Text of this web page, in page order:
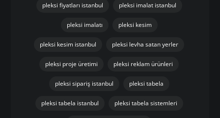
pleksi fiyatları istanbul pleksi imalat istanbul
pleksi imalatı pleksi kesim
pleksi kesim istanbul pleksi levha satan yerler
pleksi proje üretimi pleksi reklam ürünleri
pleksi sipariş istanbul pleksi tabela
pleksi tabela istanbul pleksi tabela sistemleri